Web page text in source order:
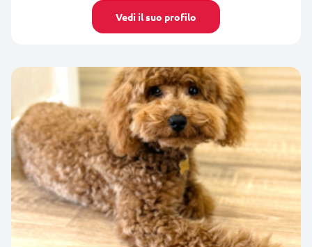
Vedi il suo profilo